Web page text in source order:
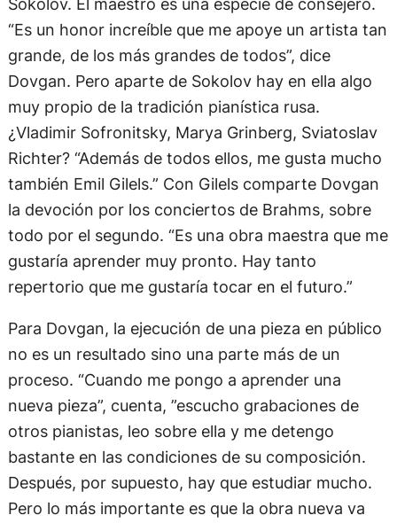
“Es un honor increíble que me apoye un artista tan
grande, de los más grandes de todos”, dice
Dovgan. Pero aparte de Sokolov hay en ella algo
muy propio de la tradición pianística rusa.
¿Vladimir Sofronitsky, Marya Grinberg, Sviatoslav
Richter? “Además de todos ellos, me gusta mucho
también Emil Gilels.” Con Gilels comparte Dovgan
la devoción por los conciertos de Brahms, sobre
todo por el segundo. “Es una obra maestra que me
gustaría aprender muy pronto. Hay tanto
repertorio que me gustaría tocar en el futuro.”
Para Dovgan, la ejecución de una pieza en público
no es un resultado sino una parte más de un
proceso. “Cuando me pongo a aprender una
nueva pieza”, cuenta, ”escucho grabaciones de
otros pianistas, leo sobre ella y me detengo
bastante en las condiciones de su composición.
Después, por supuesto, hay que estudiar mucho.
Pero lo más importante es que la obra nueva va